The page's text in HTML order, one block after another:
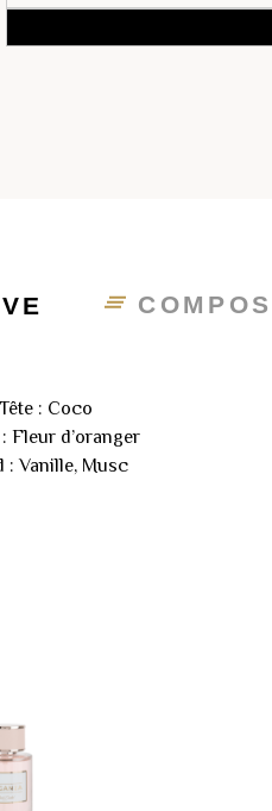
: Coco
Fleur d’oranger
: Vanille, Musc